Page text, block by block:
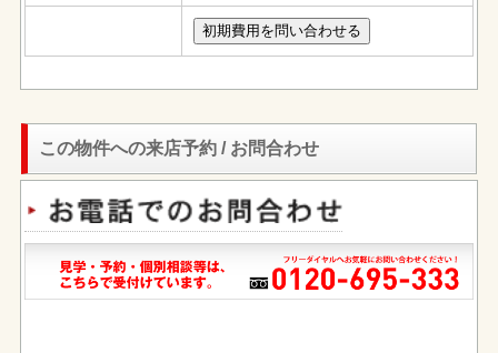
この物件への来店予約 / お問合わせ